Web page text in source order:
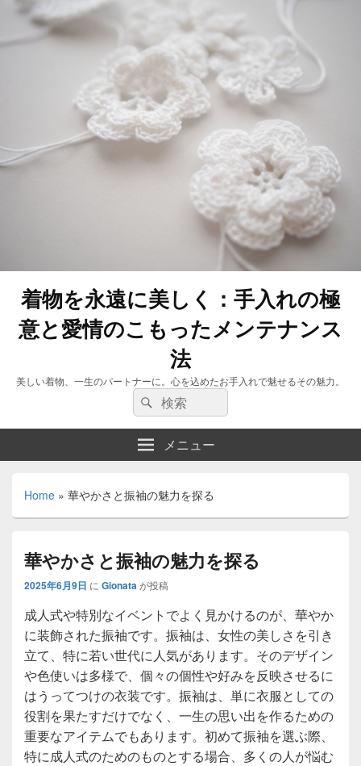
着物を永遠に美しく：手入れの極
意と愛情のこもったメンテナンス
法
美しい着物、一生のパートナーに。心を込めたお手入れで魅せるその魅力。
検
索:
検
索
メニュー
Home » 華やかさと振袖の魅力を探る
華やかさと振袖の魅力を探る
2025年6月9日 に Gionataが投稿
成人式や特別なイベントでよく見かけるのが、華やか
に装飾された振袖です。 振袖は、女性の美しさを引き
立て、特に若い世代に人気があります。そのデザイン
や色使いは多様で、個々の個性や好みを反映させるに
はうってつけの衣装です。振袖は、単に衣服としての
役割を果たすだけでなく、一生の思い出を作るための
重要なアイテムでもあります。初めて振袖を選ぶ際、
特に成人式のためのものとする場合、多くの人が悩む